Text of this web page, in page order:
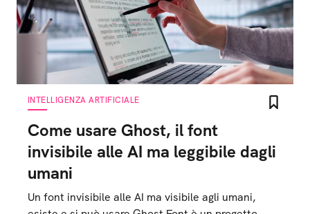
INTELLIGENZA ARTIFICIALE
Come usare Ghost, il font
invisibile alle AI ma leggibile dagli
umani
Un font invisibile alle AI ma visibile agli umani,